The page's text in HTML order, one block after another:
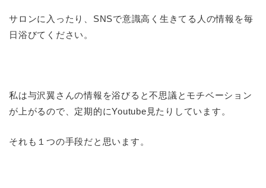
サロンに入ったり、SNSで意識高く生きてる人の情報を毎
日浴びてください。
私は与沢翼さんの情報を浴びると不思議とモチベーション
が上がるので、定期的にYoutube見たりしています。
それも１つの手段だと思います。